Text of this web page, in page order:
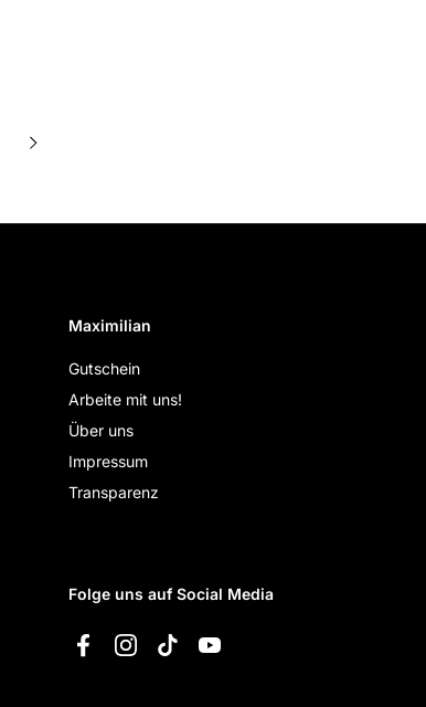
Weiter
Maximilian
Gutschein
Arbeite mit uns!
Über uns
Impressum
Transparenz
Folge uns auf Social Media
FacebookInstagramTikTokYouTube